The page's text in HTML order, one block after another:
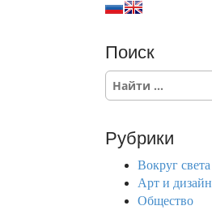
Поиск
S
c
Рубрики
Вокруг света
Арт и дизайн
Общество